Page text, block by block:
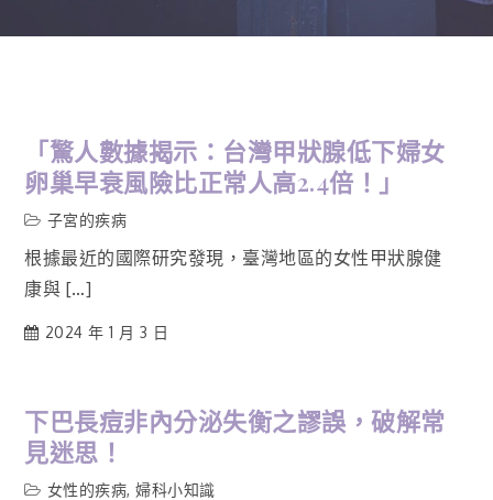
「驚人數據揭示：台灣甲狀腺低下婦女
卵巢早衰風險比正常人高2.4倍！」
子宮的疾病
根據最近的國際研究發現，臺灣地區的女性甲狀腺健
康與 […]
2024 年 1 月 3 日
下巴長痘非內分泌失衡之謬誤，破解常
見迷思！
女性的疾病,婦科小知識